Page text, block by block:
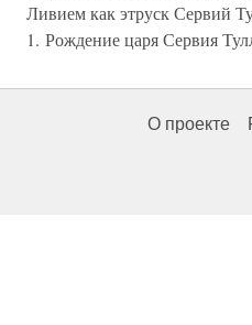
Ливием как этруск Сервий
1. Рождение царя Сервия
О проекте